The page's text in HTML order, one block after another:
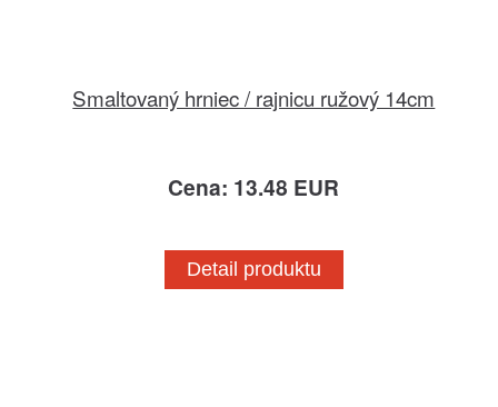
Smaltovaný hrniec / rajnicu ružový 14cm
Cena: 13.48 EUR
Detail produktu